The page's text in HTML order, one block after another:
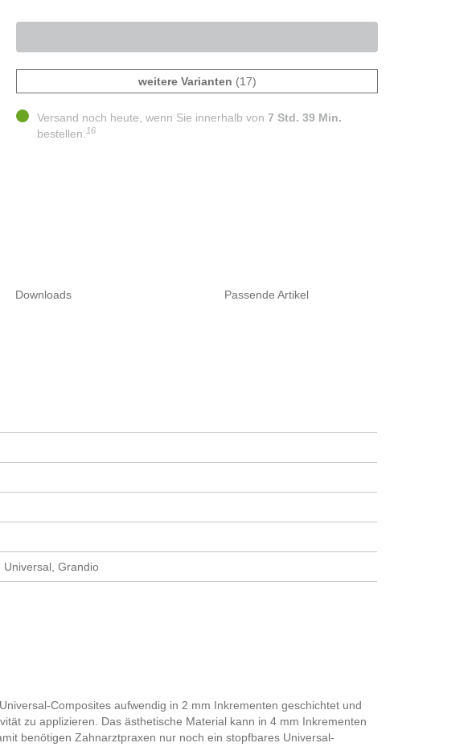
weitere Varianten (17)
Versand noch heute, wenn Sie innerhalb von 7 Std. 39 Min.
bestellen. 16
Downloads Passende Artikel
Grandio
Composites aufwendig in 2 mm Inkrementen geschichtet und
zu applizieren. Das ästhetische Material kann in 4 mm Inkrementen
benötigen Zahnarztpraxen nur noch ein stopfbares Universal-